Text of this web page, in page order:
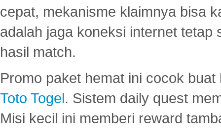
cepat, mekanisme klaimnya bisa
adalah jaga koneksi internet tetap
hasil match.
Promo paket hemat ini cocok
Toto Togel. Sistem daily quest
Misi kecil ini memberi reward